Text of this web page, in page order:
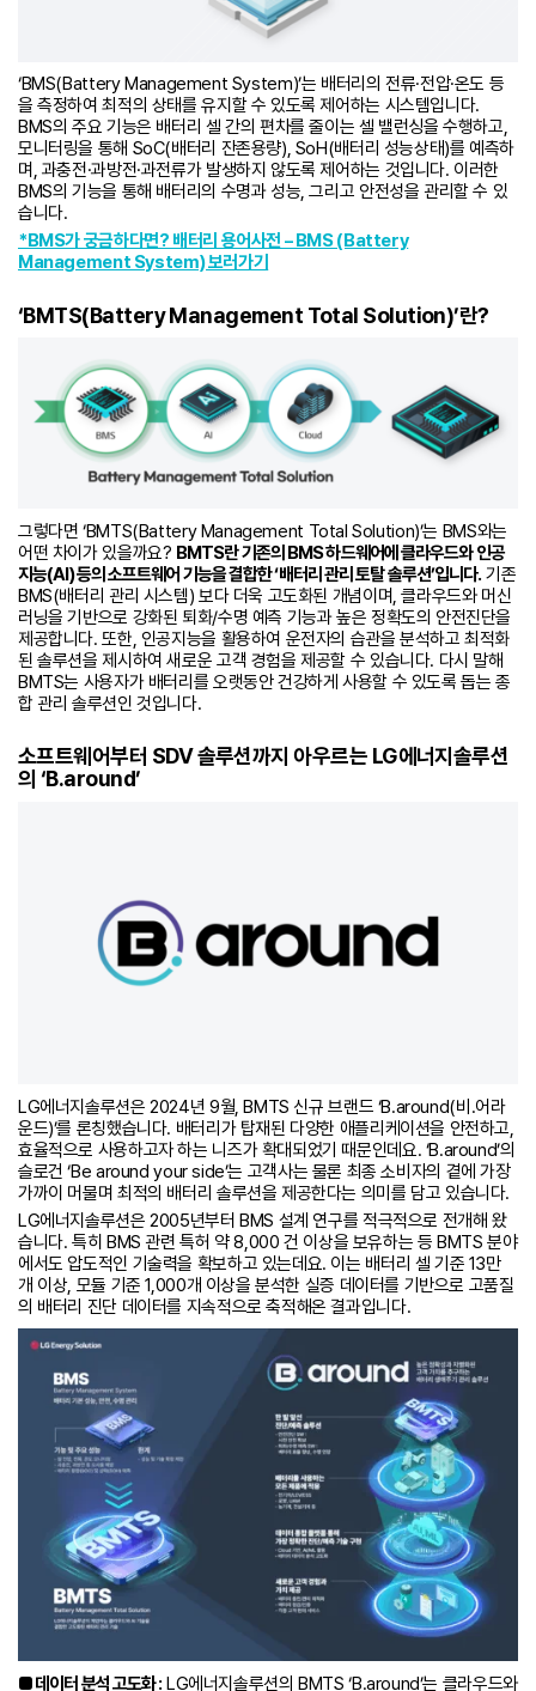
‘BMS(Battery Management System)’는 배터리의 전류·전압·온도 등
을 측정하여 최적의 상태를 유지할 수 있도록 제어하는 시스템입니다.
BMS의 주요 기능은 배터리 셀 간의 편차를 줄이는 셀 밸런싱을 수행하고,
모니터링을 통해 SoC(배터리 잔존용량), SoH(배터리 성능상태)를 예측하
며, 과충전·과방전·과전류가 발생하지 않도록 제어하는 것입니다. 이러한
BMS의 기능을 통해 배터리의 수명과 성능, 그리고 안전성을 관리할 수 있
습니다.
*BMS가 궁금하다면? 배터리 용어사전 – BMS (Battery
Management System) 보러가기
‘BMTS(Battery Management Total Solution)’란?
그렇다면 ‘BMTS(Battery Management Total Solution)’는 BMS와는
어떤 차이가 있을까요? BMTS란 기존의 BMS 하드웨어에 클라우드와 인공
지능(AI) 등의 소프트웨어 기능을 결합한 ‘배터리 관리 토탈 솔루션’입니다. 기존
BMS(배터리 관리 시스템) 보다 더욱 고도화된 개념이며, 클라우드와 머신
러닝을 기반으로 강화된 퇴화/수명 예측 기능과 높은 정확도의 안전진단을
제공합니다. 또한, 인공지능을 활용하여 운전자의 습관을 분석하고 최적화
된 솔루션을 제시하여 새로운 고객 경험을 제공할 수 있습니다. 다시 말해
BMTS는 사용자가 배터리를 오랫동안 건강하게 사용할 수 있도록 돕는 종
합 관리 솔루션인 것입니다.
소프트웨어부터 SDV 솔루션까지 아우르는 LG에너지솔루션
의 ‘B.around’
LG에너지솔루션은 2024년 9월, BMTS 신규 브랜드 ‘B.around(비.어라
운드)’를 론칭했습니다. 배터리가 탑재된 다양한 애플리케이션을 안전하고,
효율적으로 사용하고자 하는 니즈가 확대되었기 때문인데요. ‘B.around’의
슬로건 ‘Be around your side’는 고객사는 물론 최종 소비자의 곁에 가장
가까이 머물며 최적의 배터리 솔루션을 제공한다는 의미를 담고 있습니다.
LG에너지솔루션은 2005년부터 BMS 설계 연구를 적극적으로 전개해 왔
습니다. 특히 BMS 관련 특허 약 8,000 건 이상을 보유하는 등 BMTS 분야
에서도 압도적인 기술력을 확보하고 있는데요. 이는 배터리 셀 기준 13만
개 이상, 모듈 기준 1,000개 이상을 분석한 실증 데이터를 기반으로 고품질
의 배터리 진단 데이터를 지속적으로 축적해온 결과입니다.
■ 데이터 분석 고도화 : LG에너지솔루션의 BMTS ‘B.around’는 클라우드와